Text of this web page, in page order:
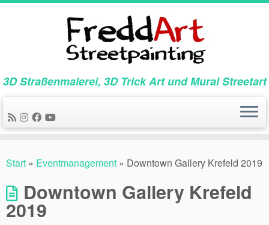
Zum
3D Straßenmalerei, 3D Trick Art und Mural Streetart
Start » Eventmanagement » Downtown Gallery Krefeld 2019
Downtown Gallery Krefeld
2019